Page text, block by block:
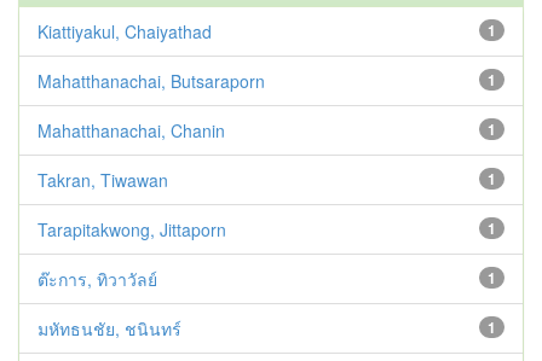
1
Kiattiyakul, Chaiyathad
1
Mahatthanachai, Butsaraporn
1
Mahatthanachai, Chanin
1
Takran, Tiwawan
1
Tarapitakwong, Jittaporn
1
ต๊ะการ, ทิวาวัลย์
1
มหัทธนชัย, ชนินทร์